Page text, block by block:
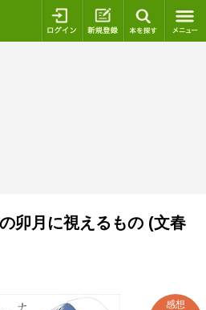
ログイン 新規登録
卯月に視えるもの (文春
感想